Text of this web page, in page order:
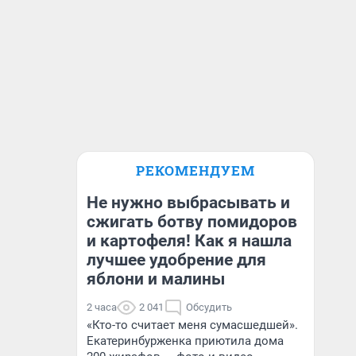
РЕКОМЕНДУЕМ
Не нужно выбрасывать и
сжигать ботву помидоров
и картофеля! Как я нашла
лучшее удобрение для
яблони и малины
2 часа 2 041 Обсудить
«Кто-то считает меня сумасшедшей».
Екатеринбурженка приютила дома